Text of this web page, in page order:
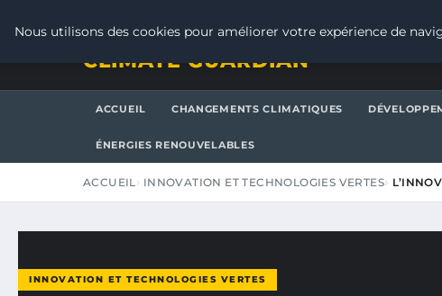
CLIMATE GUARDIAN
ACCUEIL CHANGEMENTS CLIMATIQUES
ÉNERGIES RENOUVELABLES
ACCUEIL INNOVATION ET TECHNOLOGIES VERTES
INNOVATION ET TECHNOLOGIES VERTES
Nous utilisons des cookies pour améliorer votre expérience de